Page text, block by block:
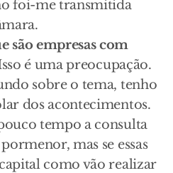
foi-me transmitida
são empresas com
é uma preocupação.
sobre o tema, tenho
dos acontecimentos.
tempo a consulta
mas se essas
como vão realizar